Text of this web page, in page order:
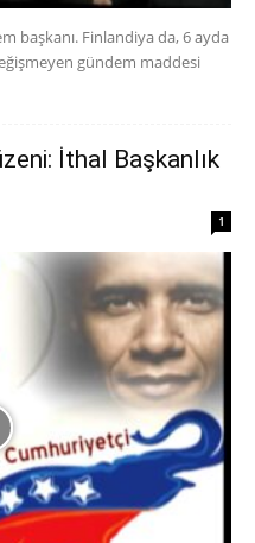
başkanı. Finlandiya da, 6 ayda
gündem maddesi
İthal Başkanlık
1